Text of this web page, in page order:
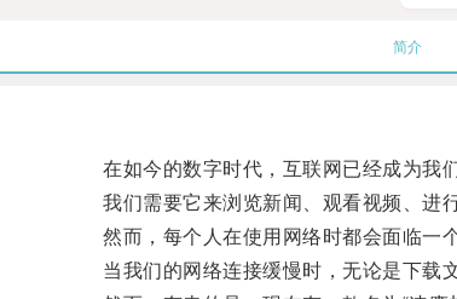
简介
在如今的数字时代，互联网已经成为我们
我们需要它来浏览新闻、观看视频、进行
然而，每个人在使用网络时都会面临一个
当我们的网络连接缓慢时，无论是下载文